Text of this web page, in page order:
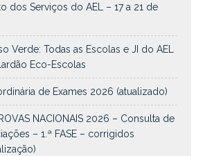
dos Serviços do AEL – 17 a 21 de
Verde: Todas as Escolas e JI do AEL
Eco-Escolas
de Exames 2026 (atualizado)
NACIONAIS 2026 – Consulta de
– 1.ª FASE – corrigidos